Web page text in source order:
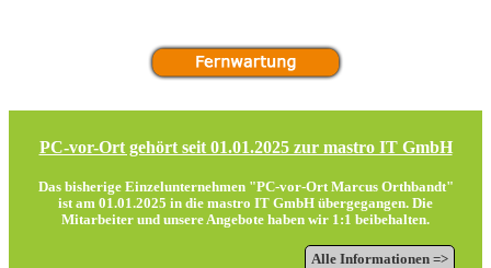
PC-vor-Ort gehört seit 01.01.2025 zur mastro IT GmbH
Das bisherige Einzelunternehmen "PC-vor-Ort Marcus Orthbandt"
ist am 01.01.2025 in die mastro IT GmbH übergegangen. Die
Mitarbeiter und unsere Angebote haben wir 1:1 beibehalten.
Alle Informationen =>